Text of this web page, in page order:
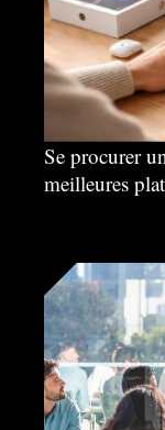
Se procurer
meilleures